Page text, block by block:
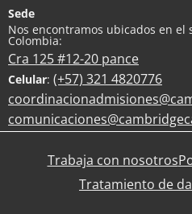
Sede
Nos encontramos ubicados en el
Colombia:
Cra 125 #12-20 pance
Celular: (+57) 321 4820776
Trabaja con nosotros
Tratamiento de